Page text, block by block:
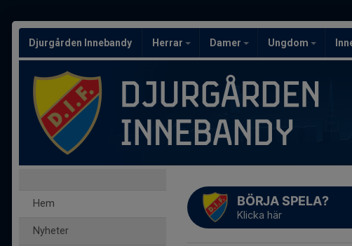
Djurgården Innebandy Herrar Damer Ungdom
Hem
Nyheter
BÖRJA SPELA?
Klicka här